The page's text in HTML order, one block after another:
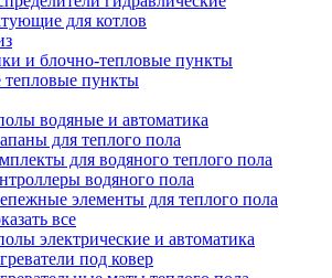
для котлов
и блочно-тепловые пункты
тепловые пункты
водяные и автоматика
для теплого пола
для водяного теплого пола
водяного пола
элементы для теплого пола
все
электрические и автоматика
под ковер